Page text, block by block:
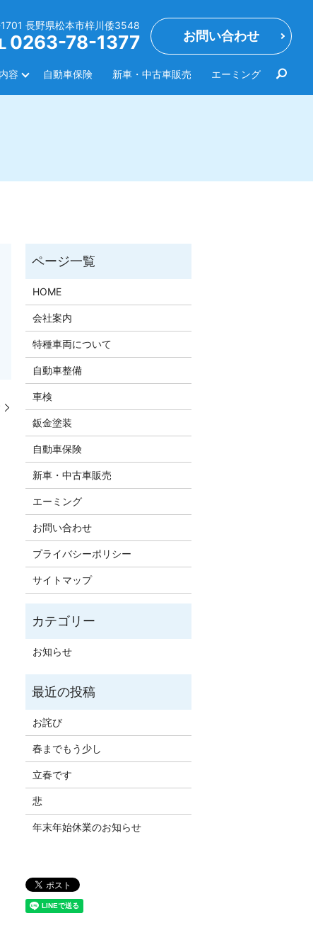
長野県松本市梓川倭3548
0263-78-1377 お問い合わせ
容 自動車保険 新車・中古車販売 エーミング
HOME
会社案内
特種車両について
自動車整備
車検
鈑金塗装
自動車保険
新車・中古車販売
エーミング
お問い合わせ
プライバシーポリシー
サイトマップ
お知らせ
お詫び
春までもう少し
立春です
悲
年末年始休業のお知らせ